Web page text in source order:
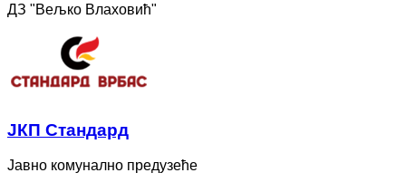
ДЗ "Вељко Влаховић"
ЈКП Стандард
Јавно комунално предузеће